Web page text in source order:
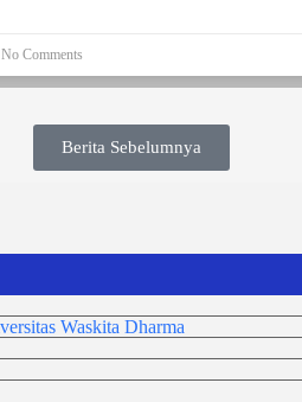
No Comments
Berita Sebelumnya
Waskita Dharma